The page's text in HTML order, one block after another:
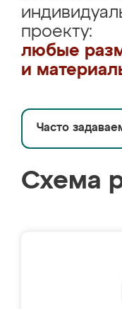
проекту:
любые
и
Часто
Схема